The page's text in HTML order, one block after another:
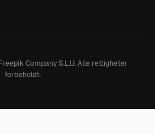
Company S.L.U. Alle rettigheter
forbeholdt.